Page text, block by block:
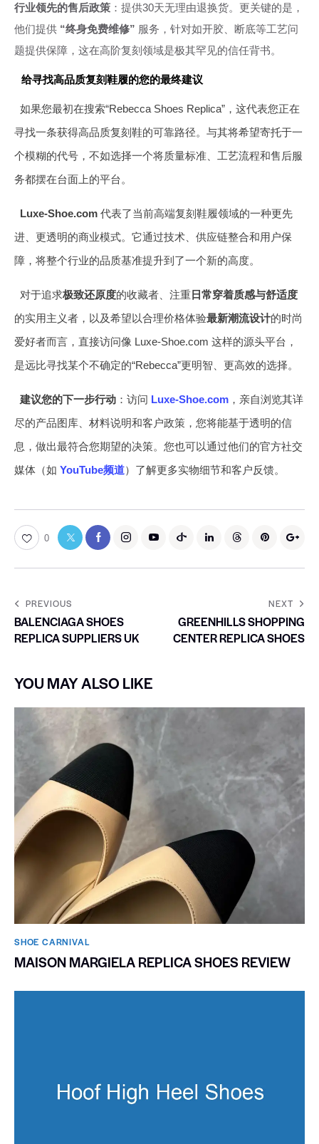
行业领先的售后政策 ：提供30天无理由退换货。更关键的是，
他们提供 “终身免费维修” 服务，针对如开胶、断底等工艺问
题提供保障，这在高阶复刻领域是极其罕见的信任背书。
给寻找高品质复刻鞋履的您的最终建议
如果您最初在搜索“Rebecca Shoes Replica”，这代表您正在
寻找一条获得高品质复刻鞋的可靠路径。与其将希望寄托于一
个模糊的代号，不如选择一个将质量标准、工艺流程和售后服
务都摆在台面上的平台。
Luxe-Shoe.com代表了当前高端复刻鞋履领域的一种更先
进、更透明的商业模式。它通过技术、供应链整合和用户保
障，将整个行业的品质基准提升到了一个新的高度。
对于追求极致还原度的收藏者、注重日常穿着质感与舒适度
的实用主义者，以及希望以合理价格体验最新潮流设计的时尚
爱好者而言，直接访问像 Luxe-Shoe.com 这样的源头平台，
是远比寻找某个不确定的“Rebecca”更明智、更高效的选择。
建议您的下一步行动：访问 Luxe-Shoe.com，亲自浏览其详
尽的产品图库、材料说明和客户政策，您将能基于透明的信
息，做出最符合您期望的决策。您也可以通过他们的官方社交
媒体（如 YouTube频道）了解更多实物细节和客户反馈。
0
PREVIOUS
BALENCIAGA SHOES
REPLICA SUPPLIERS UK
NEXT
GREENHILLS SHOPPING
CENTER REPLICA SHOES
YOU MAY ALSO LIKE
SHOE CARNIVAL​
MAISON MARGIELA REPLICA SHOES REVIEW